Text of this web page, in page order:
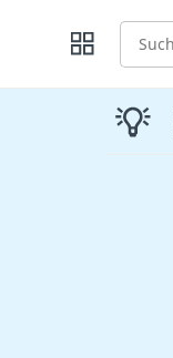
Suche